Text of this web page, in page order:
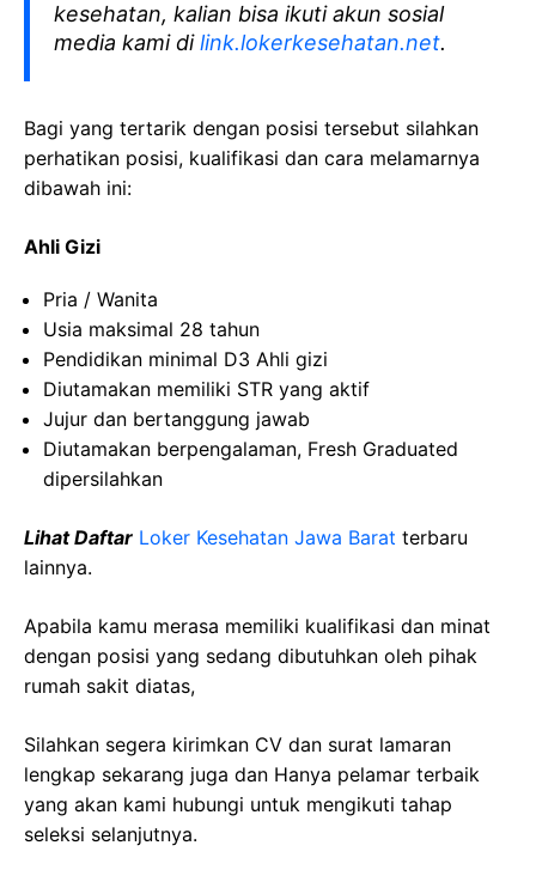
kesehatan, kalian bisa ikuti akun sosial
media kami dilink.lokerkesehatan.net.
Bagi yang tertarik dengan posisi tersebut silahkan
perhatikan posisi, kualifikasi dan cara melamarnya
dibawah ini:
Ahli Gizi
Pria / Wanita
Usia maksimal 28 tahun
Pendidikan minimal D3 Ahli gizi
Diutamakan memiliki STR yang aktif
Jujur dan bertanggung jawab
Diutamakan berpengalaman, Fresh Graduated
dipersilahkan
Lihat Daftar Loker Kesehatan Jawa Barat terbaru
lainnya.
Apabila kamu merasa memiliki kualifikasi dan minat
dengan posisi yang sedang dibutuhkan oleh pihak
rumah sakit diatas,
Silahkan segera kirimkan CV dan surat lamaran
lengkap sekarang juga dan Hanya pelamar terbaik
yang akan kami hubungi untuk mengikuti tahap
seleksi selanjutnya.